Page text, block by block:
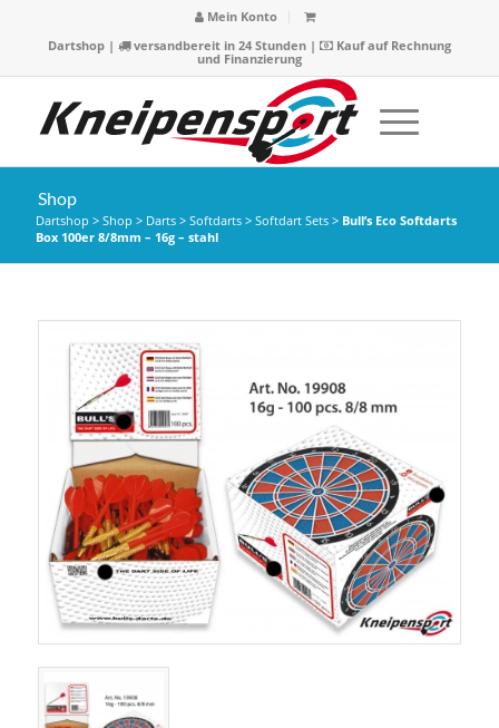
Mein Konto
Dartshop| versandbereit in 24 Stunden |
Kauf auf Rechnung
und Finanzierung
Shop
Dartshop > Shop > Darts> Softdarts> Softdart Sets> Bull’s Eco Softdarts
Box 100er 8/8mm – 16g – stahl